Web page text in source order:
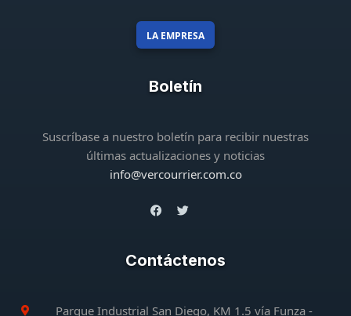
LA EMPRESA
Boletín
Suscríbase a nuestro boletín para recibir nuestras
últimas actualizaciones y noticias
info@vercourrier.com.co
Contáctenos
Parque Industrial San Diego, KM 1.5 vía Funza -